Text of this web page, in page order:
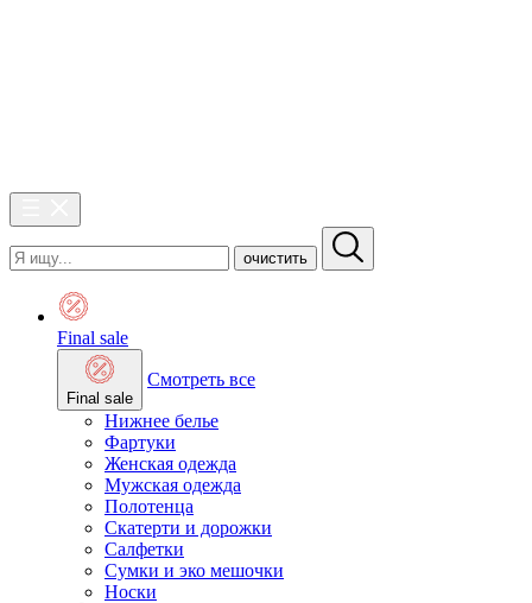
очистить
Final sale
Final sale
Смотреть все
Нижнее белье
Фартуки
Женская одежда
Мужская одежда
Полотенца
Скатерти и дорожки
Салфетки
Сумки и эко мешочки
Носки